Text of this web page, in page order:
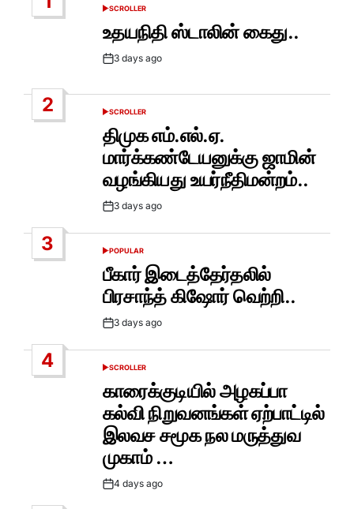
POSTED
SCROLLER
உதயநிதி ஸ்டாலின் கைது..
Post3 days ago
2
POSTED
SCROLLER
திமுக எம்.எல்.ஏ.
மார்க்கண்டேயனுக்கு ஜாமின்
வழங்கியது உயர்நீதிமன்றம்..
Post3 days ago
3
POSTED
IN
POPULAR
பீகார் இடைத்தேர்தலில்
பிரசாந்த் கிஷோர் வெற்றி..
Post3 days ago
4
POSTED
SCROLLER
காரைக்குடியில் அழகப்பா
கல்வி நிறுவனங்கள் ஏற்பாட்டில்
இலவச சமூக நல மருத்துவ
முகாம் …
Post4 days ago